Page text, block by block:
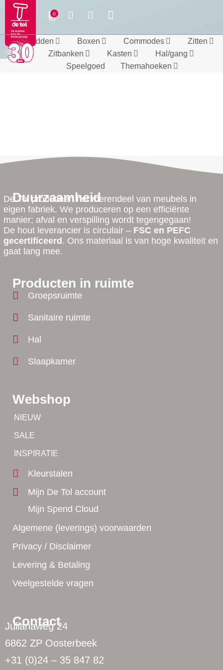
Bedden Boxen Commodes
Zitten
Zitbanken
Kasten
Hal/gang
Speelgoed
Themahoeken
Contact
Julianaweg 24
6862 ZP Oosterbeek
+31 (0)24 – 35 847 82
Webshop
NIEUW
SALE
INSPIRATIE
Kleurstalen
Mijn De Tol account
Mijn Spend Cloud
Algemene (leverings) voorwaarden
Privacy / Disclaimer
Levering & Betaling
Veelgestelde vragen
Producten in ruimte
Groepsruimte
Sanitaire ruimte
Hal
Slaapkamer
Duurzaamheid
De Tol produceert het merendeel van meubels in
eigen fabriek. We produceren op een efficiënte
manier; afval en verspilling wordt tegengegaan!
De hout leverancier is circulair – FSC en PEFC
gecertificeerd . Ons materiaal is van hoge kwaliteit en
gaat lang mee.